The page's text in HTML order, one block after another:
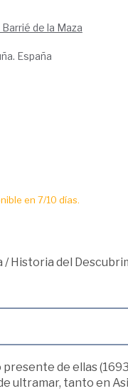
de la Maza
España
en 7/10 días.
/Historia del
de ellas
tanto en